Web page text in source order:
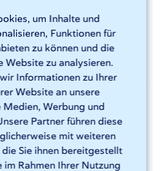
um Inhalte und
Funktionen für
zu können und die
Website zu analysieren.
Informationen zu Ihrer
Website an unsere
Medien, Werbung und
Partner führen diese
mit weiteren
die Sie ihnen bereitgestellt
im Rahmen Ihrer Nutzung
von Stahl
an Blechen nach dem
und selbst kleinste Grate
bei Bedarf auch
als Nachbearbeitungsschritt
Lebensmittelindustrie und für zu
unerlässlich. Die
Stahl wird auf einer unserer